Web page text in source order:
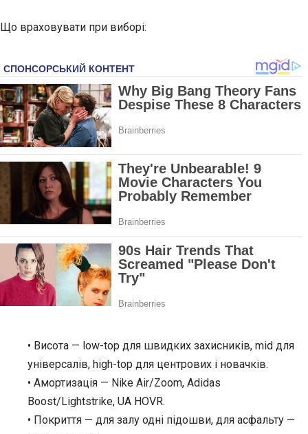
Що враховувати при виборі:
• Висота — low-top для швидких захисників, mid для
універсалів, high-top для центрових і новачків.
• Амортизація — Nike Air/Zoom, Adidas
Boost/Lightstrike, UA HOVR.
• Покриття — для залу одні підошви, для асфальту —